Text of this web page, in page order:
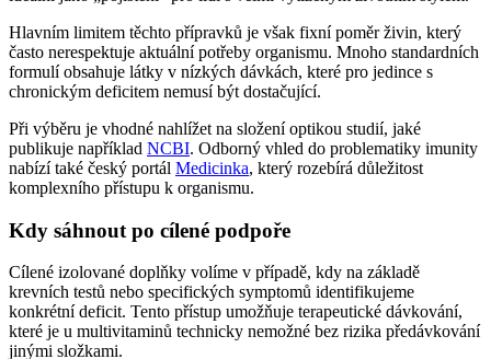
Hlavním limitem těchto přípravků je však fixní poměr živin, který
často nerespektuje aktuální potřeby organismu. Mnoho standardních
formulí obsahuje látky v nízkých dávkách, které pro jedince s
chronickým deficitem nemusí být dostačující.
Při výběru je vhodné nahlížet na složení optikou studií, jaké
publikuje například NCBI. Odborný vhled do problematiky imunity
nabízí také český portál Medicinka, který rozebírá důležitost
komplexního přístupu k organismu.
Kdy sáhnout po cílené podpoře
Cílené izolované doplňky volíme v případě, kdy na základě
krevních testů nebo specifických symptomů identifikujeme
konkrétní deficit. Tento přístup umožňuje terapeutické dávkování,
které je u multivitaminů technicky nemožné bez rizika předávkování
jinými složkami.